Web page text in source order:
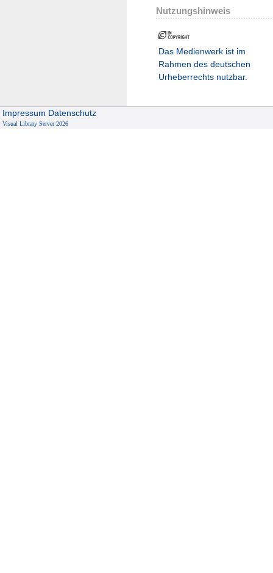
Nutzungshinweis
Das Medienwerk ist im
Rahmen des deutschen
Urheberrechts nutzbar.
Impressum Datenschutz
Visual Library Server 2026